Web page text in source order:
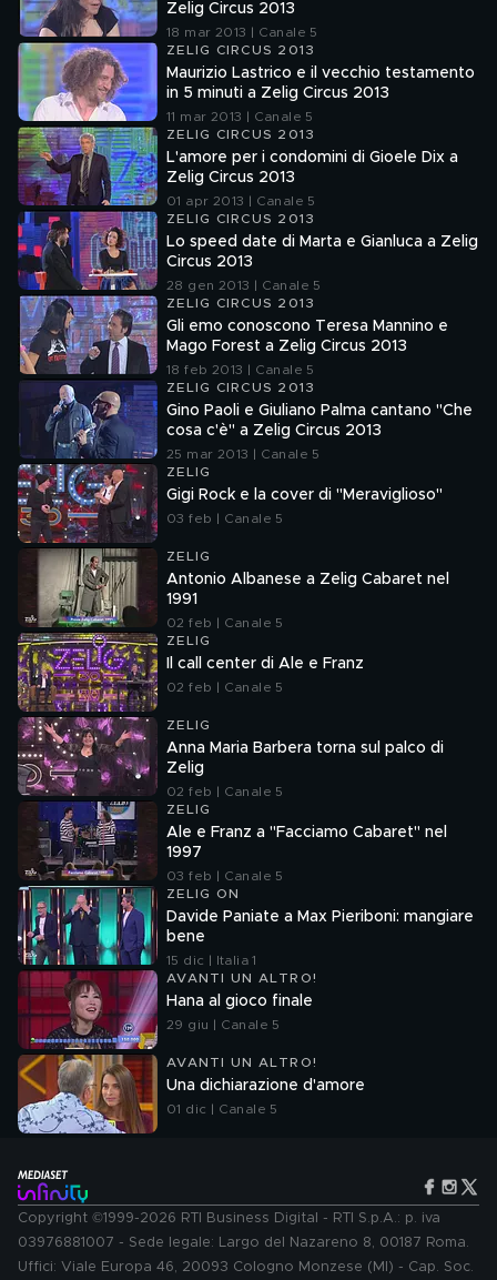
Zelig Circus 2013
18 mar 2013 | Canale 5
ZELIG CIRCUS 2013
Maurizio Lastrico e il vecchio testamento
in 5 minuti a Zelig Circus 2013
11 mar 2013 | Canale 5
ZELIG CIRCUS 2013
L'amore per i condomini di Gioele Dix a
Zelig Circus 2013
01 apr 2013 | Canale 5
ZELIG CIRCUS 2013
Lo speed date di Marta e Gianluca a Zelig
Circus 2013
28 gen 2013 | Canale 5
ZELIG CIRCUS 2013
Gli emo conoscono Teresa Mannino e
Mago Forest a Zelig Circus 2013
18 feb 2013 | Canale 5
ZELIG CIRCUS 2013
Gino Paoli e Giuliano Palma cantano "Che
cosa c'è" a Zelig Circus 2013
25 mar 2013 | Canale 5
ZELIG
Gigi Rock e la cover di "Meraviglioso"
03 feb | Canale 5
ZELIG
Antonio Albanese a Zelig Cabaret nel
1991
02 feb | Canale 5
ZELIG
Il call center di Ale e Franz
02 feb | Canale 5
ZELIG
Anna Maria Barbera torna sul palco di
Zelig
02 feb | Canale 5
ZELIG
Ale e Franz a "Facciamo Cabaret" nel
1997
03 feb | Canale 5
ZELIG ON
Davide Paniate a Max Pieriboni: mangiare
bene
15 dic | Italia 1
AVANTI UN ALTRO!
Hana al gioco finale
29 giu | Canale 5
AVANTI UN ALTRO!
Una dichiarazione d'amore
01 dic | Canale 5
Copyright ©1999-2026 RTI Business Digital - RTI S.p.A.: p. iva
03976881007 - Sede legale: Largo del Nazareno 8, 00187 Roma.
Uffici: Viale Europa 46, 20093 Cologno Monzese (MI) - Cap. Soc.